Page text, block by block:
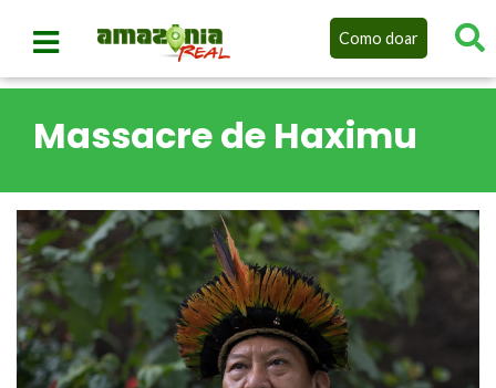
Como doar
Massacre de Haximu